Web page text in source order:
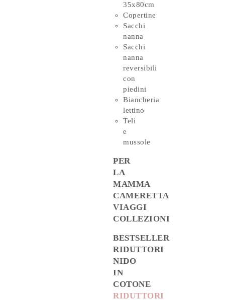
35x80cm
Copertine
Sacchi
nanna
Sacchi
nanna
reversibili
con
piedini
Biancheria
lettino
Teli
e
mussole
PER
LA
MAMMA
CAMERETTA
VIAGGI
COLLEZIONI
BESTSELLER
RIDUTTORI
NIDO
IN
COTONE
RIDUTTORI